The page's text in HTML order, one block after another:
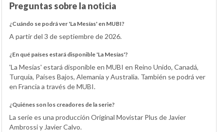
Preguntas sobre la noticia
¿Cuándo se podrá ver 'La Mesías' en MUBI?
A partir del 3 de septiembre de 2026.
¿En qué países estará disponible 'La Mesías'?
'La Mesías' estará disponible en MUBI en Reino Unido, Canadá,
Turquía, Países Bajos, Alemania y Australia. También se podrá ver
en Francia a través de MUBI.
¿Quiénes son los creadores de la serie?
La serie es una producción Original Movistar Plus de Javier
Ambrossi y Javier Calvo.